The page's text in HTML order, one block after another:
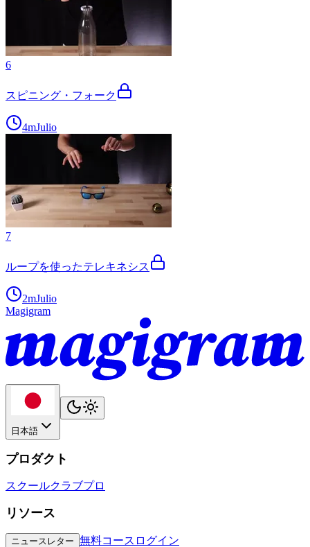
6
スピニング・フォーク
4mJulio
7
ループを使ったテレキネシス
2mJulio
Magigram
日本語
プロダクト
スクールクラブプロ
リソース
ニュースレター 無料コース ログイン